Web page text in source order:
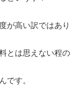
が高い訳ではあり
とは思えない程の
です。